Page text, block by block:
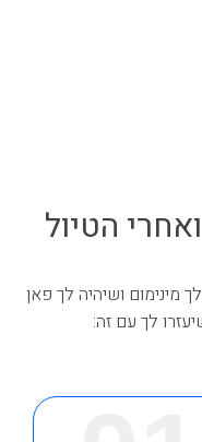
הטיול
מינימום ושיהיה לך פאן
לך עם זה: